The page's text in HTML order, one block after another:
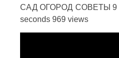
САД ОГОРОД СОВЕТЫ 9
seconds 969 views